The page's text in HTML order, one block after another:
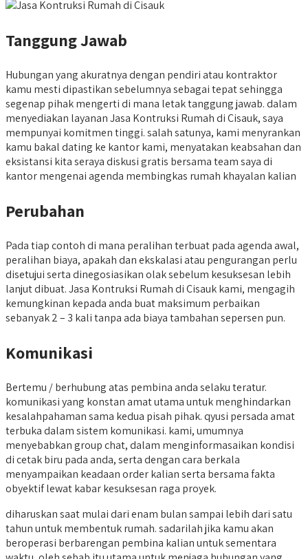
Tanggung Jawab
Hubungan yang akuratnya dengan pendiri atau kontraktor
kamu mesti dipastikan sebelumnya sebagai tepat sehingga
segenap pihak mengerti di mana letak tanggung jawab. dalam
menyediakan layanan Jasa Kontruksi Rumah di Cisauk, saya
mempunyai komitmen tinggi. salah satunya, kami menyrankan
kamu bakal dating ke kantor kami, menyatakan keabsahan dan
eksistansi kita seraya diskusi gratis bersama team saya di
kantor mengenai agenda membingkas rumah khayalan kalian
Perubahan
Pada tiap contoh di mana peralihan terbuat pada agenda awal,
peralihan biaya, apakah dan ekskalasi atau pengurangan perlu
disetujui serta dinegosiasikan olak sebelum kesuksesan lebih
lanjut dibuat. Jasa Kontruksi Rumah di Cisauk kami, mengagih
kemungkinan kepada anda buat maksimum perbaikan
sebanyak 2 – 3 kali tanpa ada biaya tambahan sepersen pun.
Komunikasi
Bertemu / berhubung atas pembina anda selaku teratur.
komunikasi yang konstan amat utama untuk menghindarkan
kesalahpahaman sama kedua pisah pihak. qyusi persada amat
terbuka dalam sistem komunikasi. kami, umumnya
menyebabkan group chat, dalam menginformasaikan kondisi
di cetak biru pada anda, serta dengan cara berkala
menyampaikan keadaan order kalian serta bersama fakta
obyektif lewat kabar kesuksesan raga proyek.
diharuskan saat mulai dari enam bulan sampai lebih dari satu
tahun untuk membentuk rumah. sadarilah jika kamu akan
beroperasi berbarengan pembina kalian untuk sementara